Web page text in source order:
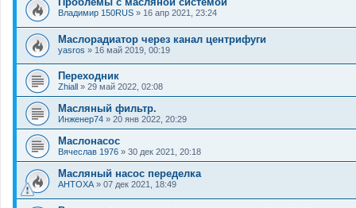
Владимир 150RUS » 16 апр 2021, 23:24
Маслорадиатор через канал центрифуги
yasros » 16 май 2019, 00:19
Переходник
Zhiall » 29 май 2022, 02:08
Масляный фильтр.
Инженер74 » 20 янв 2022, 20:29
Маслонасос
Вячеслав 1976 » 30 дек 2021, 20:18
Масляный насос переделка
AHTOXA» 07 дек 2021, 18:49